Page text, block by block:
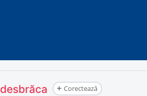
desbrăca Corectează